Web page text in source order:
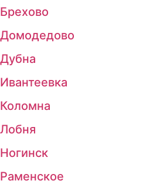
Брехово
Домодедово
Дубна
Ивантеевка
Коломна
Лобня
Ногинск
Раменское